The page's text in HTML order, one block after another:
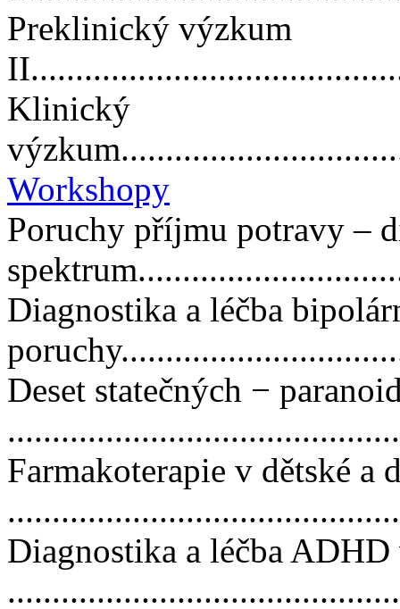
Preklinický výzkum
Klinický
Workshopy
Poruchy příjmu potravy –
Diagnostika a léčba
Deset statečných −
Farmakoterapie v dětské a
Diagnostika a léčba